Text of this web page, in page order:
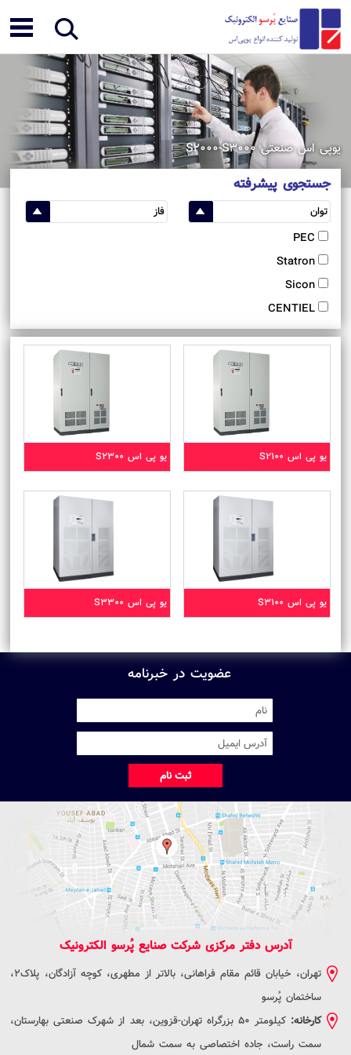
یوپی اس صنعتی S2000-S3000
جستجوی پیشرفته
PEC
Statron
Sicon
CENTIEL
یو پی اس S2100 یو پی اس S2300
یو پی اس S3100 یو پی اس S3300
عضویت در خبرنامه
ثبت نام
آدرس دفتر مرکزی شرکت صنایع پُرسو الکترونیک
تهران، خیابان قائم مقام فراهانی، بالاتر از مطهری، کوچه آزادگان، پلاک2،
ساختمان پُرسو
کارخانه:
کیلومتر 50 بزرگراه تهران-قزوین، بعد از شهرک صنعتی بهارستان،
سمت راست، جاده اختصاصی به سمت شمال